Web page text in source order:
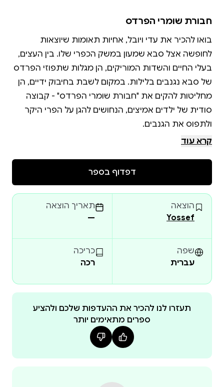
חבורת שומרי הפרדס
בואו להכיר את עדי ויובל, אחיות תאומות שיוצאות
לחופשה אצל סבא שמעון במשק הכפרי שלו. בין העצים,
בעלי החיים והשדות המוריקים, הן מגלות שתפוזי הפרדס
של סבא נגנבים בלילות. במקום לשבת בחיבוק ידיים, הן
מחליטות להקים את "חבורת שומרי הפרדס" - קבוצה
סודית של ילדים אמיצים, הנחושים להגן על הפרי היקר
במרדף חכם ומלא תושייה אחרי הפושעים. עם הרבה
הומור, חוויות ילדות קסומות ורוח צוות, הם מוכיחים שגם
"חבורת שומרי הפרדס" הוא ספר מרגש על חברות,
נחישות ואהבת הארץ, שנוגע בלבבות של ילדים ומבוגרים
הספר מתאים לראשית קריאה ולילדים בין הגילאים 6 עד
קרא עוד
דפדוף בספר
הוצאה
Yossef
תאריך הוצאה
—
שפה
עברית
כריכה
רכה
תעזרו לנו להכיר את ההעדפות שלכם ולהציע
ספרים מתאימים יותר